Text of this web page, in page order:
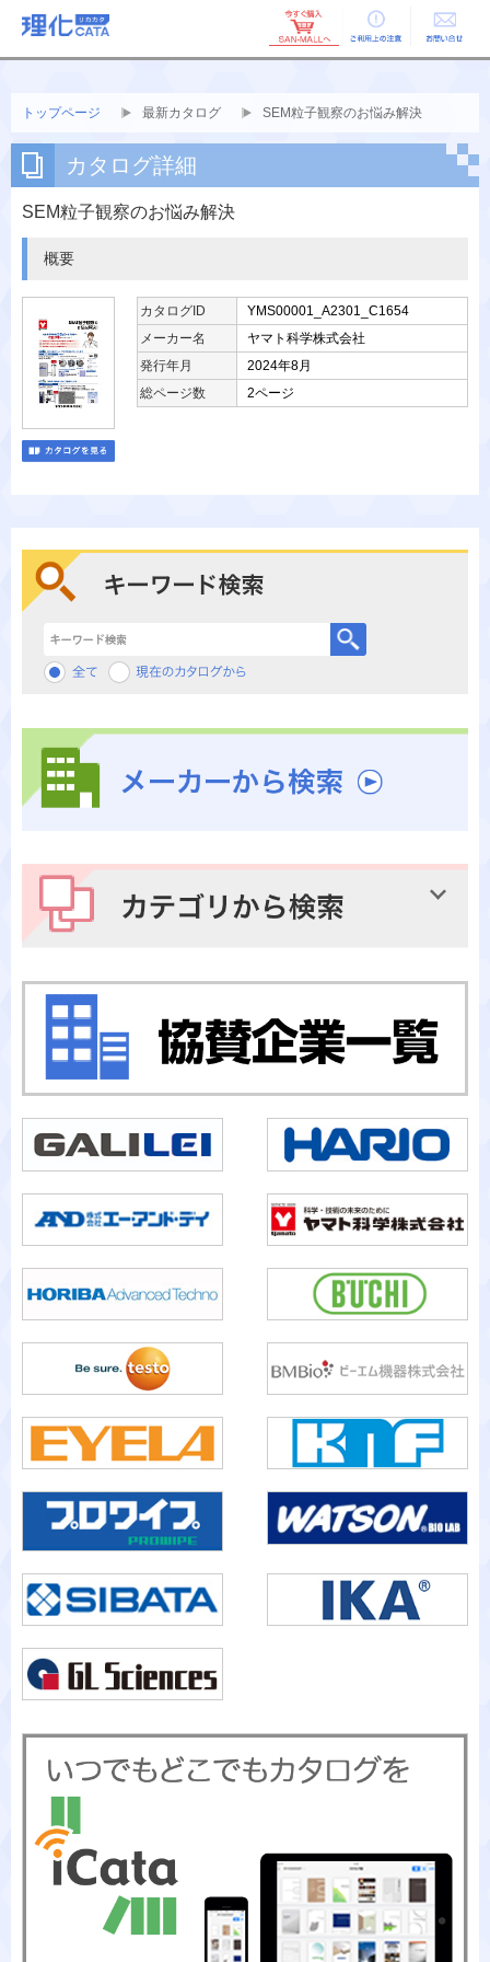
ご利用上の お問い合せ
トップページ 最新カタログ SEM粒子観察のお悩み解決
カタログ詳細
SEM粒子観察のお悩み解決
概要
カタログID
YMS00001_A2301_C1654
メーカー名
ヤマト科学株式会社
発行年月
2024年8月
総ページ数
2ページ
キーワード検索